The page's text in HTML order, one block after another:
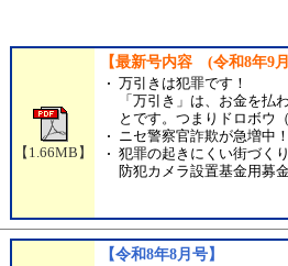
【1.66MB】
【最新号内容 (令和8年9
万引きは犯罪です！
「万引き」は、お金を払
とです。つまりドロボウ
ニセ警察官詐欺が急増中
犯罪の起きにくい街づく
防犯カメラ設置基金用募
【令和8年8月号】